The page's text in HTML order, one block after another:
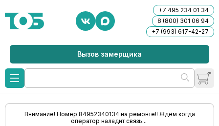
+7 495 234 01 34
8 (800) 301 06 94
+7 (993) 617-42-27
Вызов замерщика
Внимание! Номер 84952340134 на ремонте!! Ждём когда
оператор наладит связь...